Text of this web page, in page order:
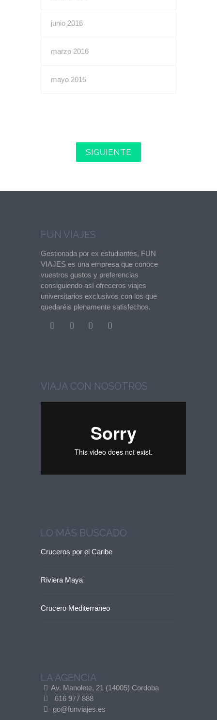
junio 2016
marzo 2016
mayo 2015
SIGUIENTE
FUN VIAJES
Gestionada por ex estudiantes, FUN
VIAJES es una empresa que conoce
vuestros gustos y preferencias
consiguiendo así ofreceros viajes
universitarios exclusivos con los que
quedaréis plenamente satisfechos.
VIAJA CON NOSOTROS
LO MÁS BUSCADO
Cruceros por el Caribe
Riviera Maya
Crucero Mediterraneo
LA AGENCIA
Av. Manolete, 21 (14005) Cordoba
616 977 888
go@funviajes.es